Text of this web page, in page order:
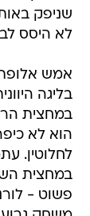
שניפק
לא היסס
בליגה
במחצית
הוא לא
לחלוטין.
במחצית
פשוט -